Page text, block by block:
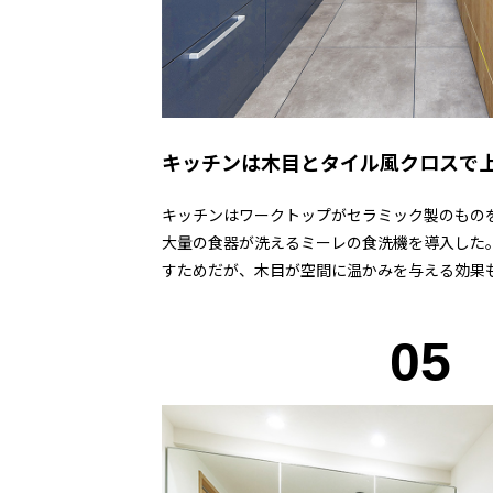
キッチンは木目とタイル風クロスで
キッチンはワークトップがセラミック製のも
大量の食器が洗えるミーレの食洗機を導入し
すためだが、木目が空間に温かみを与える効果
05